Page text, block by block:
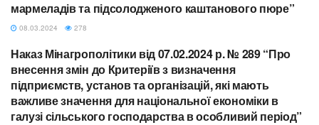
мармеладів та підсолодженого каштанового пюре”
08.03.2024 278
МІНАГРОПОЛІТИКИ
Наказ Мінагрополітики від 07.02.2024 р. № 289 “Про
внесення змін до Критеріїв з визначення
підприємств, установ та організацій, які мають
важливе значення для національної економіки в
галузі сільського господарства в особливий період”